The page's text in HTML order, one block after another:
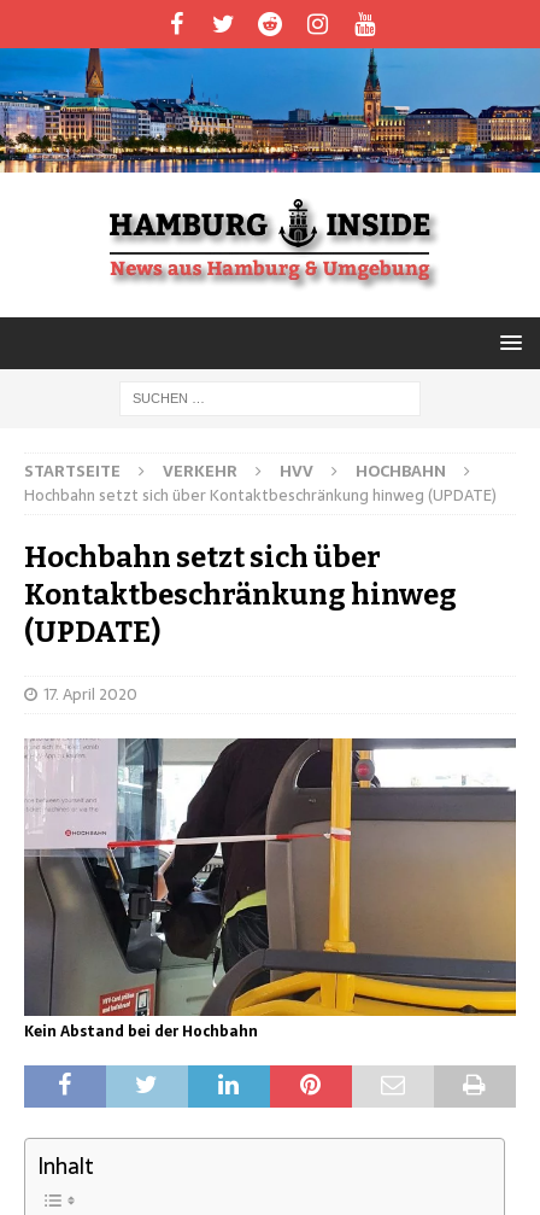
STARTSEITE VERKEHR HVV
HOCHBAHN
Hochbahn setzt sich über Kontaktbeschränkung hinweg (UPDATE)
Hochbahn setzt sich über
Kontaktbeschränkung hinweg
(UPDATE)
17. April 2020
Kein Abstand bei der Hochbahn
Inhalt